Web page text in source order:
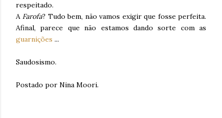
respeitado.
A Farofa? Tudo bem, não vamos exigir que fosse perfeita.
Afinal, parece que não estamos dando sorte com as
guarnições ...
Saudosismo.
Postado por Nina Moori.